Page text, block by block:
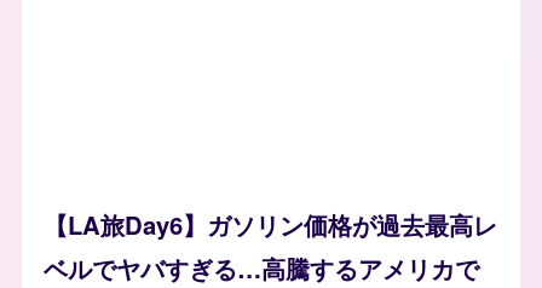
【LA旅Day6】ガソリン価格が過去最高レ
ベルでヤバすぎる…高騰するアメリカで